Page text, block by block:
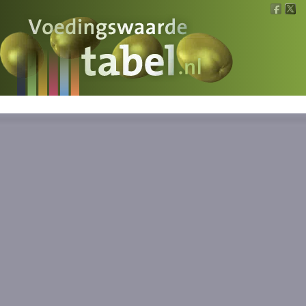
Voedingswaarde
Wat is wat?